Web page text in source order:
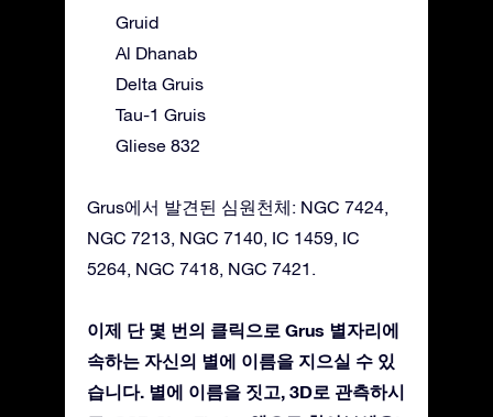
Gruid
Al Dhanab
Delta Gruis
Tau-1 Gruis
Gliese 832
Grus에서 발견된 심원천체: NGC 7424,
NGC 7213, NGC 7140, IC 1459, IC
5264, NGC 7418, NGC 7421.
이제 단 몇 번의 클릭으로 Grus 별자리에
속하는 자신의 별에 이름을 지으실 수 있
습니다. 별에 이름을 짓고, 3D로 관측하시